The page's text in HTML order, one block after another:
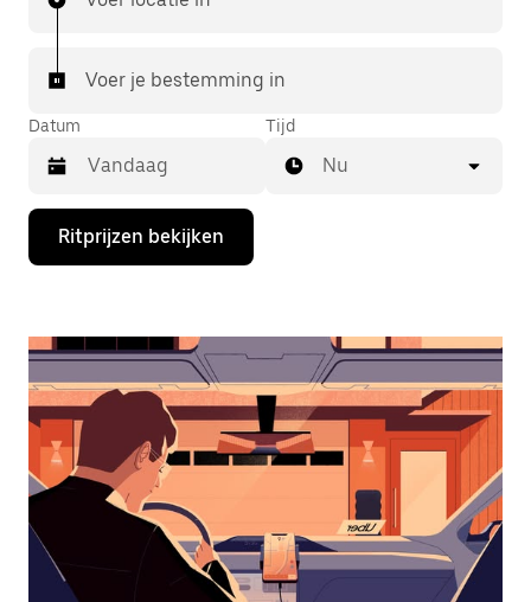
Voer je bestemming in
Datum
Druk
de
de
te
openen
een
datum
te
selecteren.
Druk
Escape
Tijd
Nu
Ritprijzen bekijken